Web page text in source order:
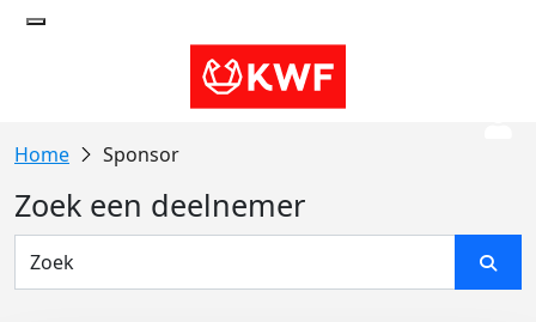
Sponsor
Zoek een deelnemer